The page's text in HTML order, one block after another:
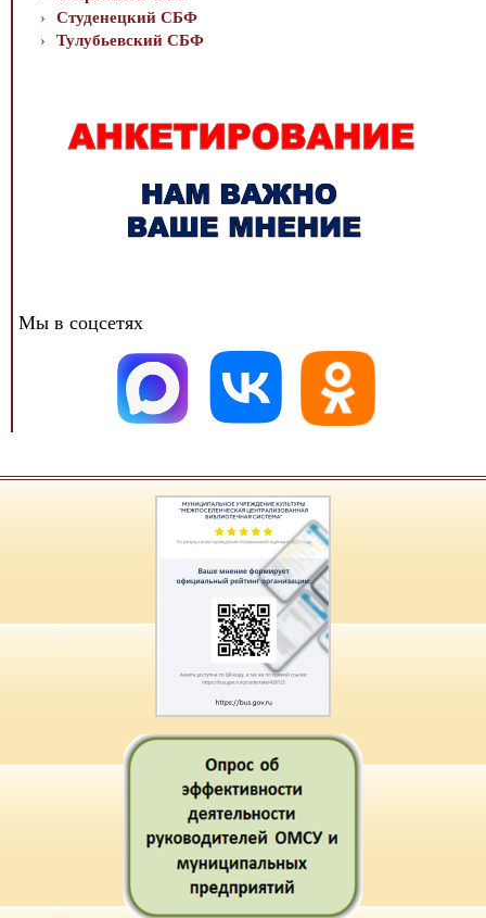
Студенецкий СБФ
Тулубьевский СБФ
Мы в соцсетях